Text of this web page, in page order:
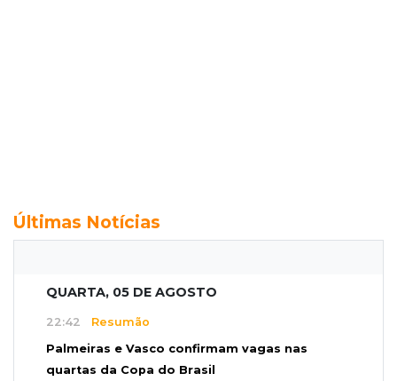
Últimas Notícias
QUARTA, 05 DE AGOSTO
22:42 Resumão
Palmeiras e Vasco confirmam vagas nas
quartas da Copa do Brasil